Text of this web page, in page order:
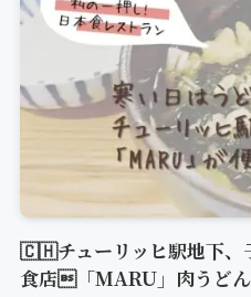
🇨🇭チューリッヒ駅地下、
食店「MARU」肉うど